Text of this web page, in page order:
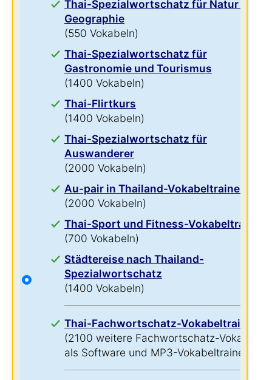
Thai-Spezialwortschatz für Natur und
Geographie
(550 Vokabeln)
Thai-Spezialwortschatz für
Gastronomie und Tourismus
(1400 Vokabeln)
Thai-Flirtkurs
(1400 Vokabeln)
Thai-Spezialwortschatz für
Auswanderer
(2000 Vokabeln)
Au-pair in Thailand-Vokabeltrainer
(2000 Vokabeln)
Thai-Sport und Fitness-Vokabeltrainer
(700 Vokabeln)
Städtereise nach Thailand-
Spezialwortschatz
(1400 Vokabeln)
Thai-Fachwortschatz-Vokabeltrainer
(2100 weitere Fachwortschatz-Vokabeln
als Software und MP3-Vokabeltrainer)